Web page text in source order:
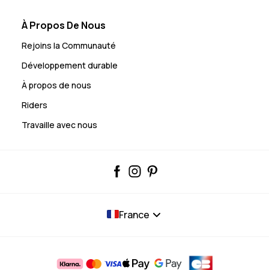
À Propos De Nous
Rejoins la Communauté
Développement durable
À propos de nous
Riders
Travaille avec nous
France